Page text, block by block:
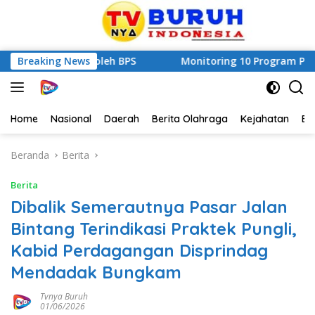
Breaking News
Valid oleh BPS Monitoring 10 Program Pokok PKK,
Home Nasional Daerah Berita Olahraga Kejahatan
Beranda Berita
Berita
Dibalik Semerautnya Pasar Jalan
Bintang Terindikasi Praktek Pungli,
Kabid Perdagangan Disprindag
Mendadak Bungkam
Tvnya Buruh
01/06/2026